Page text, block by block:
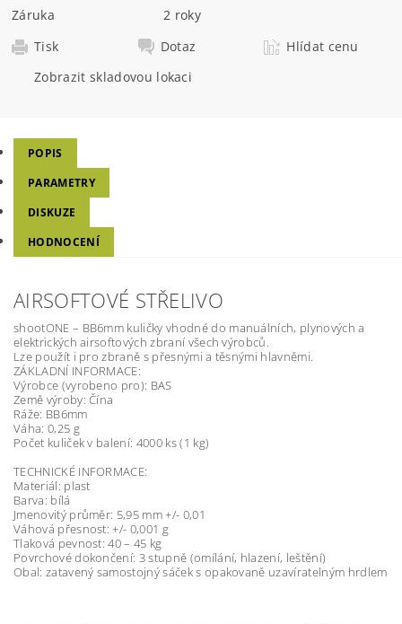
Záruka
2 roky
Tisk
Dotaz
Hlídat cenu
Zobrazit skladovou lokaci
POPIS
PARAMETRY
DISKUZE
HODNOCENÍ
AIRSOFTOVÉ STŘELIVO
shootONE – BB6mm kuličky vhodné do manuálních, plynových a
elektrických airsoftových zbraní všech výrobců.
Lze použít i pro zbraně s přesnými a těsnými hlavněmi.
ZÁKLADNÍ INFORMACE:
Výrobce (vyrobeno pro): BAS
Země výroby: Čína
Ráže: BB6mm
Váha: 0,25 g
Počet kuliček v balení: 4000 ks (1 kg)
TECHNICKÉ INFORMACE:
Materiál: plast
Barva: bílá
Jmenovitý průměr: 5,95 mm +/- 0,01
Váhová přesnost: +/- 0,001 g
Tlaková pevnost: 40 – 45 kg
Povrchové dokončení: 3 stupně (omílání, hlazení, leštění)
Obal: zatavený samostojný sáček s opakovaně uzavíratelným hrdlem